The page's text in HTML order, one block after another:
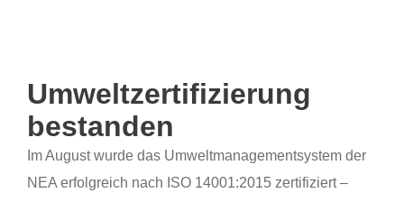
Umweltzertifizierung
bestanden
Im August wurde das Umweltmanagementsystem der
NEA erfolgreich nach ISO 14001:2015 zertifiziert –